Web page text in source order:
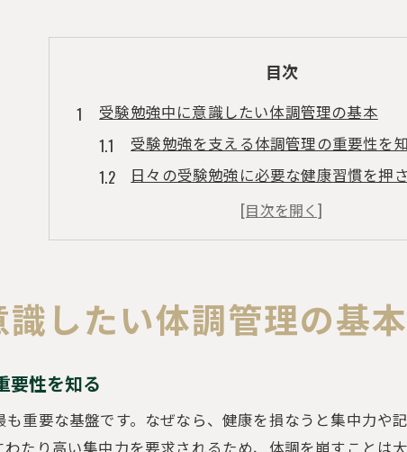
目次
受験勉強中に意識したい体調管理の基本
受験勉強を支える体調管理の重要性を
日々の受験勉強に必要な健康習慣を押
受験勉強で崩れやすい生活リズムの整え
受験勉強開始時から体調管理を徹底す
集中力を維持するための食事と睡眠術
受験勉強の集中力を引き出す食事の選び
規則正しい睡眠で受験勉強のパフォー
したい体調管理の基本
要性を知る
重要な基盤です。なぜなら、健康を損なうと集中力や
たり高い集中力を要求されるため、体調を崩すことは